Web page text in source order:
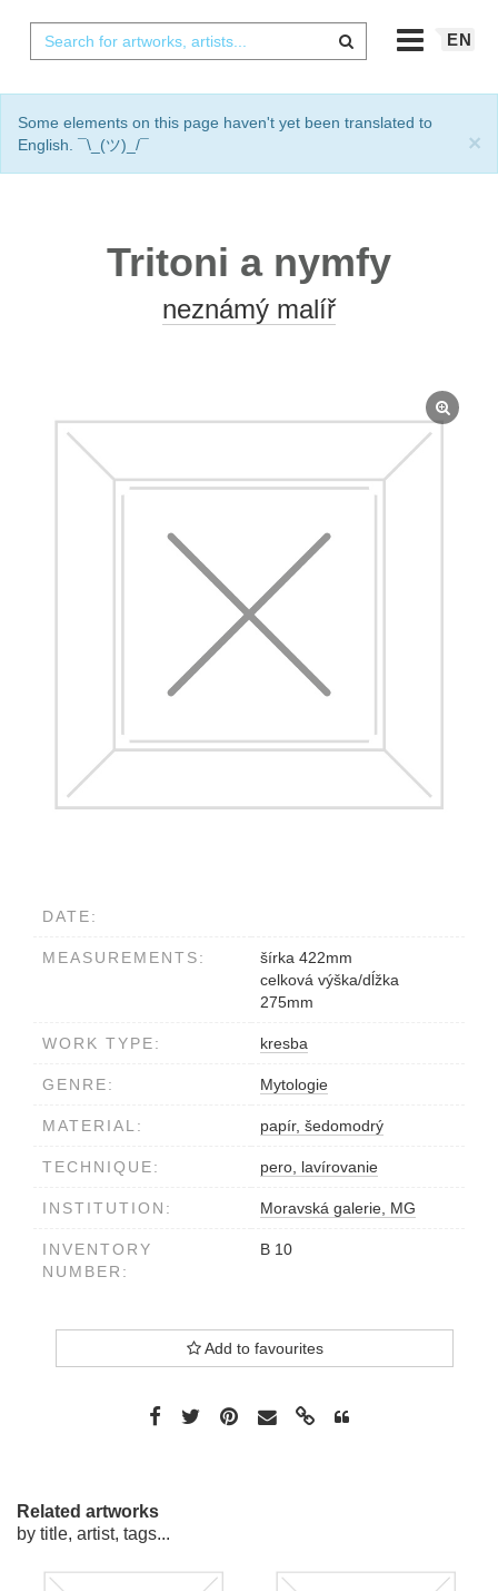
EN
Some elements on this page haven't yet been translated to
English. ¯\_(ツ)_/¯
×
Tritoni a nymfy
neznámý malíř
DATE:
MEASUREMENTS:
šírka 422mm
celková výška/dĺžka
275mm
WORK TYPE: kresba
GENRE: Mytologie
MATERIAL: papír, šedomodrý
TECHNIQUE: pero, lavírovanie
INSTITUTION: Moravská galerie, MG
INVENTORY
NUMBER:
B 10
Add to favourites
Related artworks
by title, artist, tags...